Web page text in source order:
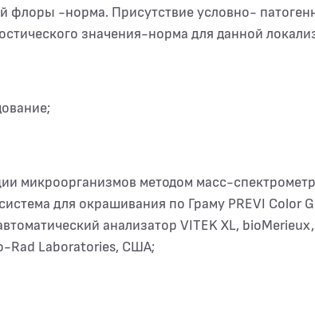
флоры -норма. Присутствие условно-
значения-норма для данной
микроорганизмов методом масс-
для окрашивания по Граму PREVI Color
анализатор VITEK XL,
Rad Laboratories, США;